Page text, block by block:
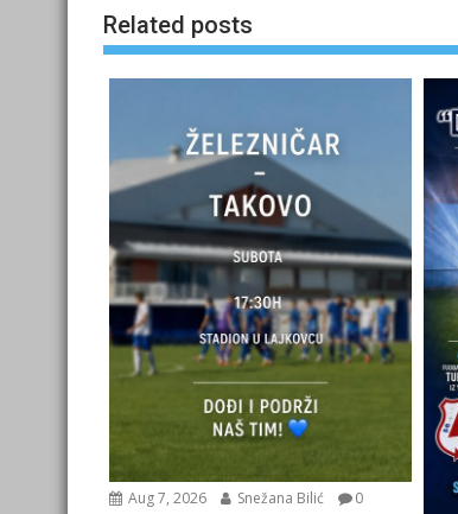
Related posts
Aug 7, 2026 Snežana Bilić 0